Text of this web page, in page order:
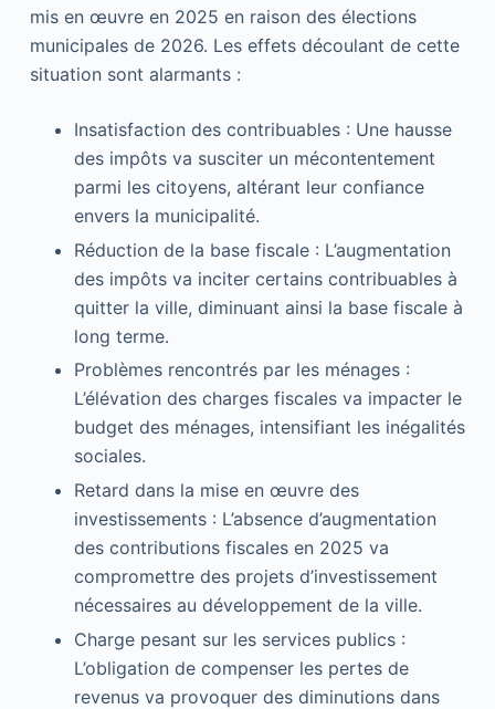
mis en œuvre en 2025 en raison des élections
municipales de 2026. Les effets découlant de cette
situation sont alarmants :
Insatisfaction des contribuables : Une hausse
des impôts va susciter un mécontentement
parmi les citoyens, altérant leur confiance
envers la municipalité.
Réduction de la base fiscale : L’augmentation
des impôts va inciter certains contribuables à
quitter la ville, diminuant ainsi la base fiscale à
long terme.
Problèmes rencontrés par les ménages :
L’élévation des charges fiscales va impacter le
budget des ménages, intensifiant les inégalités
sociales.
Retard dans la mise en œuvre des
investissements : L’absence d’augmentation
des contributions fiscales en 2025 va
compromettre des projets d’investissement
nécessaires au développement de la ville.
Charge pesant sur les services publics :
L’obligation de compenser les pertes de
revenus va provoquer des diminutions dans